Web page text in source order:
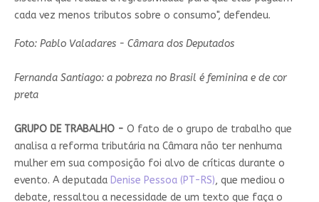
cada vez menos tributos sobre o consumo", defendeu.
Foto: Pablo Valadares - Câmara dos Deputados
Fernanda Santiago: a pobreza no Brasil é feminina e de cor
preta
GRUPO DE TRABALHO - O fato de o grupo de trabalho que
analisa a reforma tributária na Câmara não ter nenhuma
mulher em sua composição foi alvo de críticas durante o
evento. A deputada Denise Pessoa (PT-RS), que mediou o
debate, ressaltou a necessidade de um texto que faça o